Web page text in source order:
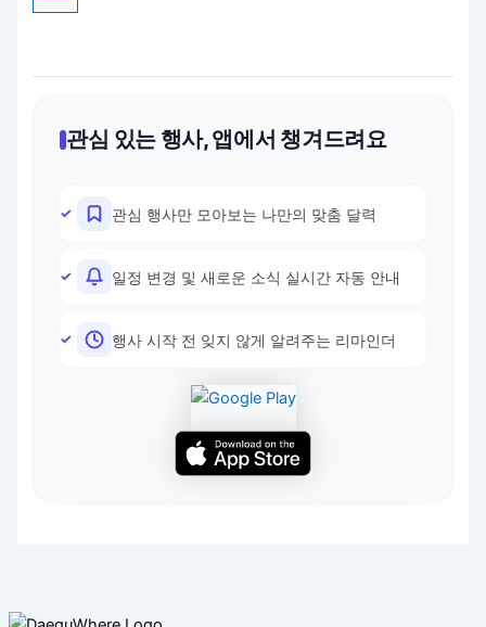
관심 있는 행사, 앱에서 챙겨드려요
관심 행사만 모아보는 나만의 맞춤 달력
일정 변경 및 새로운 소식 실시간 자동 안내
행사 시작 전 잊지 않게 알려주는 리마인더